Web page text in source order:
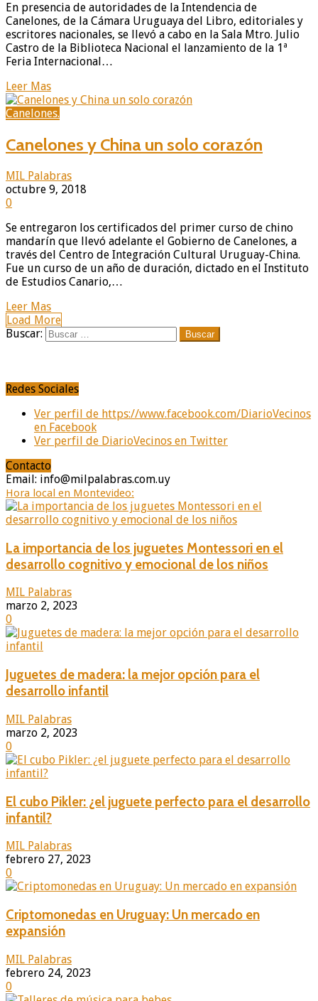
En presencia de autoridades de la Intendencia de
Canelones, de la Cámara Uruguaya del Libro, editoriales y
escritores nacionales, se llevó a cabo en la Sala Mtro. Julio
Castro de la Biblioteca Nacional el lanzamiento de la 1ª
Feria Internacional…
Leer Mas
Canelones.
Canelones y China un solo corazón
MIL Palabras
octubre 9, 2018
0
Se entregaron los certificados del primer curso de chino
mandarín que llevó adelante el Gobierno de Canelones, a
través del Centro de Integración Cultural Uruguay-China.
Fue un curso de un año de duración, dictado en el Instituto
de Estudios Canario,…
Leer Mas
Load More
Buscar:
Redes Sociales
Ver perfil de https://www.facebook.com/DiarioVecinos
en Facebook
Ver perfil de DiarioVecinos en Twitter
Contacto
Email: info@milpalabras.com.uy
Hora local en Montevideo:
La importancia de los juguetes Montessori en el
desarrollo cognitivo y emocional de los niños
MIL Palabras
marzo 2, 2023
0
Juguetes de madera: la mejor opción para el
desarrollo infantil
MIL Palabras
marzo 2, 2023
0
El cubo Pikler: ¿el juguete perfecto para el desarrollo
infantil?
MIL Palabras
febrero 27, 2023
0
Criptomonedas en Uruguay: Un mercado en
expansión
MIL Palabras
febrero 24, 2023
0